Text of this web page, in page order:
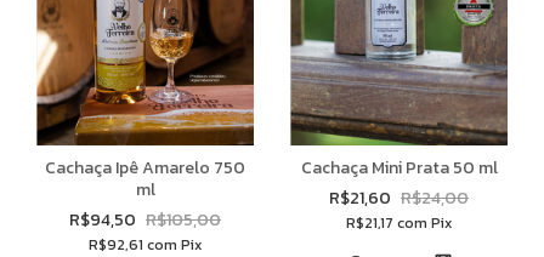
Cachaça Ipê Amarelo 750
ml
R$94,50 R$105,00
R$92,61 com Pix
Cachaça Mini Prata 50 ml
R$21,60 R$24,00
R$21,17 com Pix